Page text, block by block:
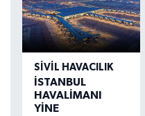
SIVIL HAVACILIK
İSTANBUL
HAVALİMANI
YİNE